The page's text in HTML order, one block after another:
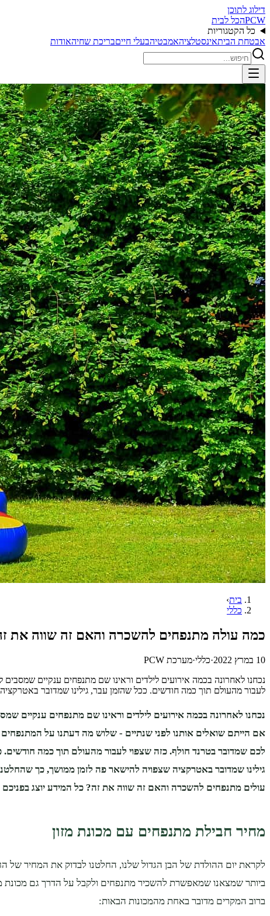
דילוג לתוכן
PCWהכל לבית
כל הקטגוריות
אבטחת הביתאינסטלציהאמבטיהבעלי חייםבריכת שחיהאודות
בית›
כללי
כמה עולה מתנפחים להשכרה והאם זה שווה את
10 במרץ 2022 ·כללי·מערכת PCW
נכחנו לאחרונה בכמה אירועים לילדים וראינו שם מתנפחים ענקיים
לעבור מהעולם תוך כמה חודשים. ככל שהזמן עבר, גילינו שמדובר
נכחנו לאחרונה בכמה אירועים לילדים וראינו שם מתנפחים ענקיים
אם הייתם שואלים אותנו לפני שנתיים - שלוש מה דעתנו על המתנפחים
לכם שמדובר בטרנד חולף. כזה שצפוי לעבור מהעולם תוך כמה חודשים.
גילינו שמדובר באטרקציה שצפויה להישאר פה לזמן ממושך, כך
עולים מתנפחים להשכרה והאם זה שווה את זה? כל המידע יוצג
מחיר חבילת מתנפחים עם מכונת מזון
לקראת יום ההולדת של הבן הגדול שלנו, החלטנו לבדוק את המחיר של
ביותר שמצאנו שמאפשרת להשכיר מתנפחים ולקבל על הדרך גם מכונת
ברוב המקרים מדובר באחת מהמכונות הבאות: